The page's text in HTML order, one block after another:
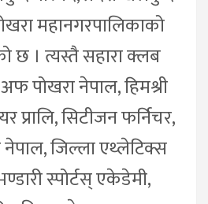
महानगरपालिकाको
छ । त्यस्तै सहारा क्लब
पोखरा नेपाल, हिमश्री
सिटीजन फर्निचर,
नेपाल, जिल्ला एथ्लेटिक्स
स्पोर्टस् एकेडेमी,